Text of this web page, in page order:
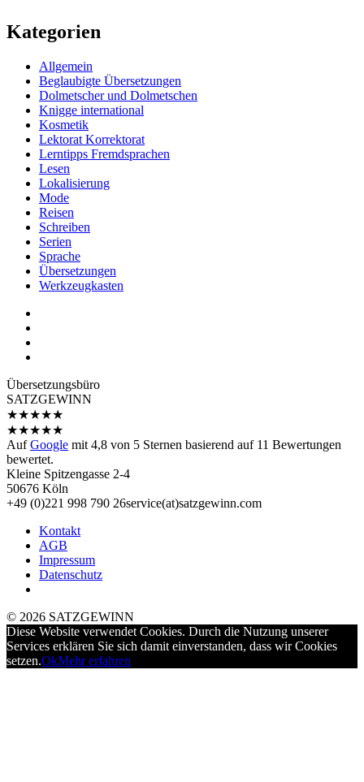
Kategorien
Allgemein
Beglaubigte Übersetzungen
Dolmetscher und Dolmetschen
Knigge international
Kosmetik
Lektorat Korrektorat
Lerntipps Fremdsprachen
Lesen
Lokalisierung
Mode
Reisen
Schreiben
Serien
Sprache
Übersetzungen
Werkzeugkasten
Übersetzungs­büro
SATZGEWINN
★★★★★
★★★★★
AufGoogle mit 4,8 von 5 Sternen basierend auf 11 Bewertungen
bewertet.
Kleine Spitzengasse 2-4
50676 Köln
+49 (0)221 998 790 26service(at)satz­gewinn.com
Kontakt
AGB
Impressum
Datenschutz
© 2026 SATZGEWINN
Diese Website verwendet Cookies. Durch die Nutzung unserer
Services erklären Sie sich damit einverstanden, dass wir Cookies
setzen.OkMehr erfahren